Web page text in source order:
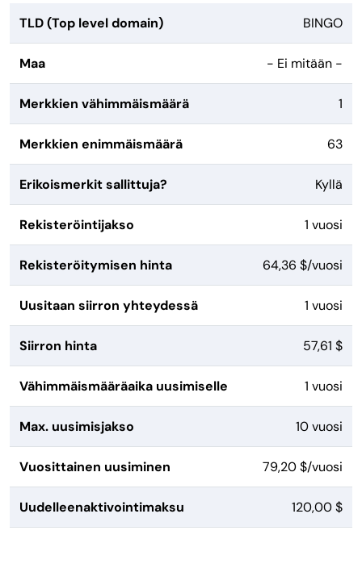
TLD (Top level domain) BINGO
Maa - Ei mitään -
Merkkien vähimmäismäärä 1
Merkkien enimmäismäärä 63
Erikoismerkit sallittuja? Kyllä
Rekisteröintijakso 1 vuosi
Rekisteröitymisen hinta 64,36 $/vuosi
Uusitaan siirron yhteydessä 1 vuosi
Siirron hinta 57,61 $
Vähimmäismääräaika uusimiselle 1 vuosi
Max. uusimisjakso 10 vuosi
Vuosittainen uusiminen 79,20 $/vuosi
Uudelleenaktivointimaksu 120,00 $